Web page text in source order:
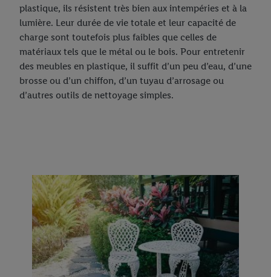
plastique, ils résistent très bien aux intempéries et à la
lumière. Leur durée de vie totale et leur capacité de
charge sont toutefois plus faibles que celles de
matériaux tels que le métal ou le bois. Pour entretenir
des meubles en plastique, il suffit d’un peu d’eau, d’une
brosse ou d’un chiffon, d’un tuyau d’arrosage ou
d’autres outils de nettoyage simples.